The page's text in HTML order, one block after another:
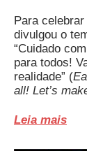
Para
divulgou o
“Cuidado
para todos!
realidade” (
all! Let’s
Leia mais